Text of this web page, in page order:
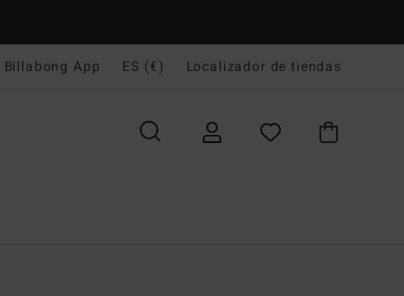
Billabong App ES (€) Localizador de tiendas